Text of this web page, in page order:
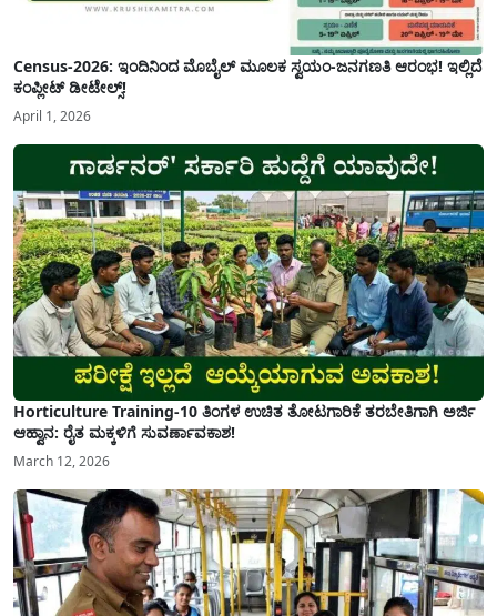
Census-2026: ಇಂದಿನಿಂದ ಮೊಬೈಲ್ ಮೂಲಕ ಸ್ವಯಂ-ಜನಗಣತಿ ಆರಂಭ! ಇಲ್ಲಿದೆ
ಕಂಪ್ಲೀಟ್ ಡೀಟೇಲ್ಸ್!
April 1, 2026
Horticulture Training-10 ತಿಂಗಳ ಉಚಿತ ತೋಟಗಾರಿಕೆ ತರಬೇತಿಗಾಗಿ ಅರ್ಜಿ
ಆಹ್ವಾನ: ರೈತ ಮಕ್ಕಳಿಗೆ ಸುವರ್ಣಾವಕಾಶ!
March 12, 2026